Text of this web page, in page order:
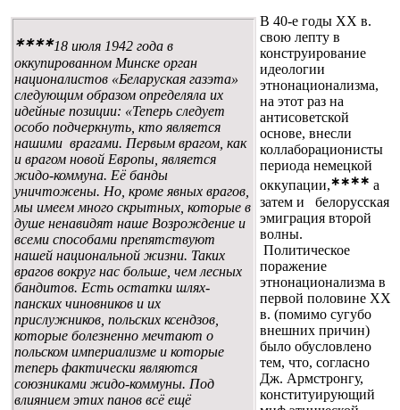
∗∗∗∗18 июля 1942 года в
оккупированном Минске орган
националистов «Беларуская газэта»
следующим образом определяла их
идейные позиции: «Теперь следует
особо подчеркнуть, кто является
нашими врагами. Первым врагом, как
и врагом новой Европы, является
жидо-коммуна. Её банды
уничтожены. Но, кроме явных врагов,
мы имеем много скрытных, которые в
душе ненавидят наше Возрождение и
всеми способами препятствуют
нашей национальной жизни. Таких
врагов вокруг нас больше, чем лесных
бандитов. Есть остатки шлях-
панских чиновников и их
прислужников, польских ксендзов,
которые болезненно мечтают о
польском империализме и которые
теперь фактически являются
союзниками жидо-коммуны. Под
влиянием этих панов всё ещё
В 40-е годы XX в.
свою лепту в
конструирование
идеологии
этнонационализма,
на этот раз на
антисоветской
основе, внесли
коллаборационисты
периода немецкой
оккупации,∗∗∗∗ а
затем и белорусская
эмиграция второй
волны.
Политическое
поражение
этнонационализма в
первой половине XX
в. (помимо сугубо
внешних причин)
было обусловлено
тем, что, согласно
Дж. Армстронгу,
конституирующий